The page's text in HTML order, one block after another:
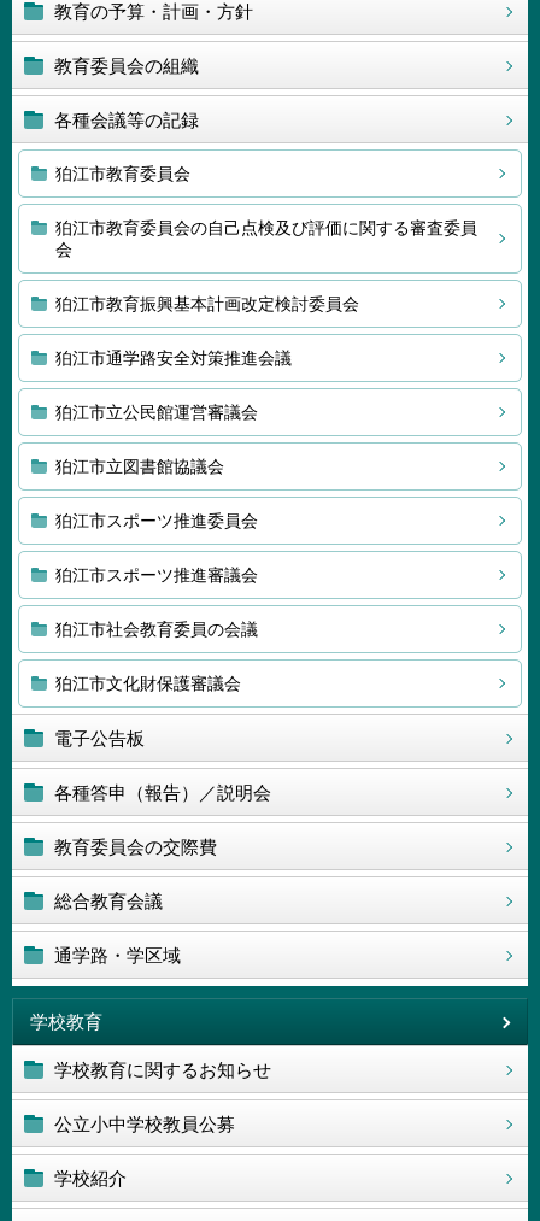
教育の予算・計画・方針
教育委員会の組織
各種会議等の記録
狛江市教育委員会
狛江市教育委員会の自己点検及び評価に関する審査委員
会
狛江市教育振興基本計画改定検討委員会
狛江市通学路安全対策推進会議
狛江市立公民館運営審議会
狛江市立図書館協議会
狛江市スポーツ推進委員会
狛江市スポーツ推進審議会
狛江市社会教育委員の会議
狛江市文化財保護審議会
電子公告板
各種答申（報告）／説明会
教育委員会の交際費
総合教育会議
通学路・学区域
学校教育
学校教育に関するお知らせ
公立小中学校教員公募
学校紹介